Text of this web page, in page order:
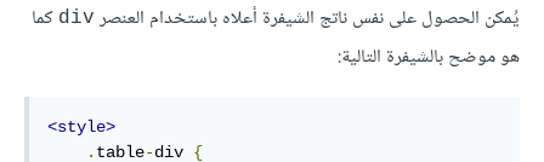
يُمكن الحصول على نفس ناتج الشيفرة أعلاه باستخدام العنصر div كما
هو موضح بالشيفرة التالية:
<style>
. table-div {